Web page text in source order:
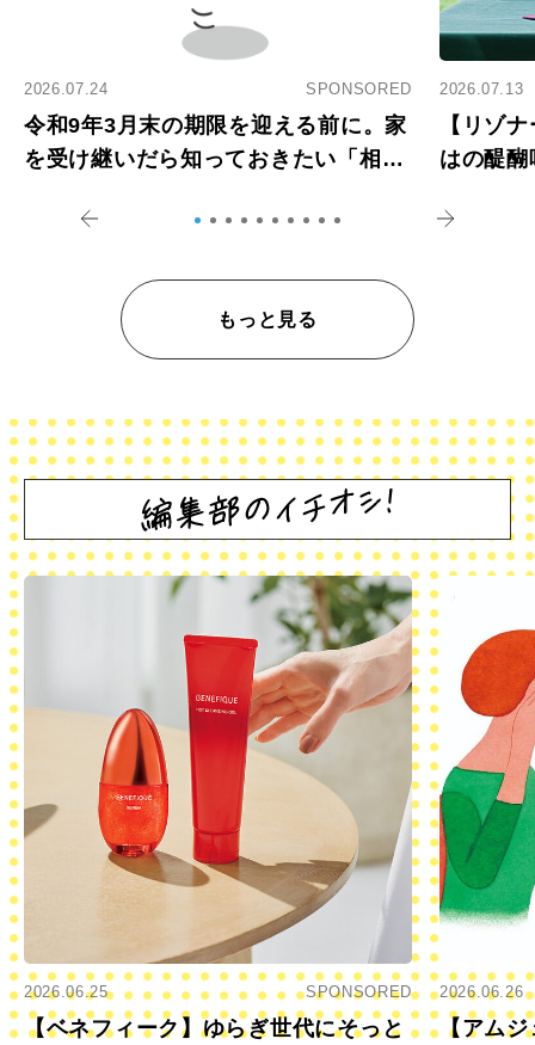
2026.07.24 SPONSORED
令和9年3月末の期限を迎える前に。家
を受け継いだら知っておきたい「相続
2026.07.13
【リゾ
はの醍
もっと見る
2026.06.25 SPONSORED
【ベネフィーク】ゆらぎ世代にそっと
2026.06.26
【アムジ